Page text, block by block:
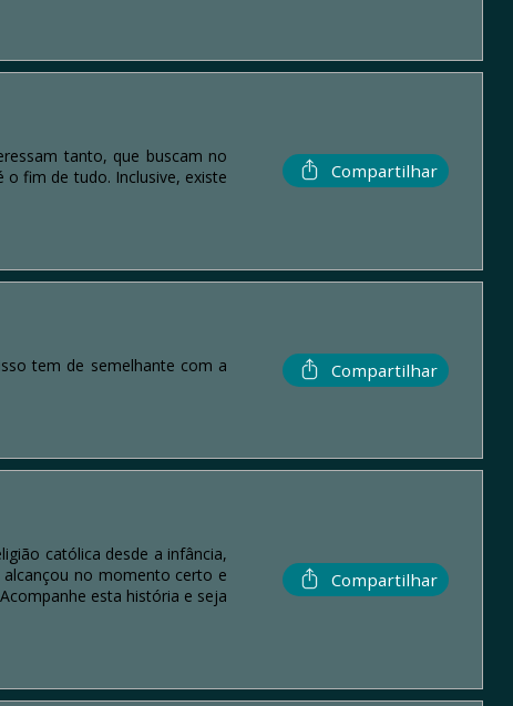
tanto, que buscam no
fim de tudo. Inclusive, existe
Compartilhar
tem de semelhante com a
Compartilhar
católica desde a infância,
no momento certo e
esta história e seja
Compartilhar